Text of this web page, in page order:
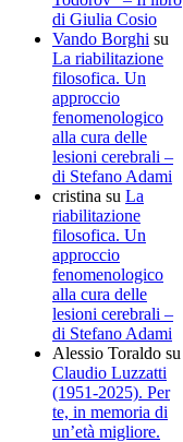
di Giulia Cosio
Vando Borghi su
La riabilitazione
filosofica. Un
approccio
fenomenologico
alla cura delle
lesioni cerebrali –
di Stefano Adami
cristina su La
riabilitazione
filosofica. Un
approccio
fenomenologico
alla cura delle
lesioni cerebrali –
di Stefano Adami
Alessio Toraldo su
Claudio Luzzatti
(1951-2025). Per
te, in memoria di
un’età migliore.